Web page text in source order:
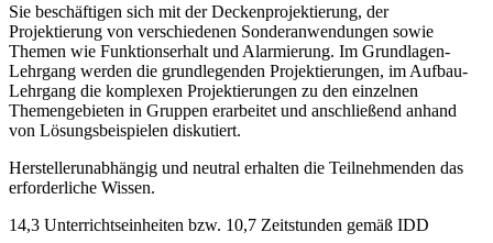
Sie beschäftigen sich mit der Deckenprojektierung, der
Projektierung von verschiedenen Sonderanwendungen sowie
Themen wie Funktionserhalt und Alarmierung. Im Grundlagen-
Lehrgang werden die grundlegenden Projektierungen, im Aufbau-
Lehrgang die komplexen Projektierungen zu den einzelnen
Themengebieten in Gruppen erarbeitet und anschließend anhand
von Lösungsbeispielen diskutiert.
Herstellerunabhängig und neutral erhalten die Teilnehmenden das
erforderliche Wissen.
14,3 Unterrichtseinheiten bzw. 10,7 Zeitstunden gemäß IDD